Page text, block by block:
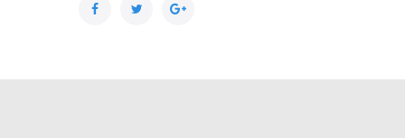
Facebook Twitter